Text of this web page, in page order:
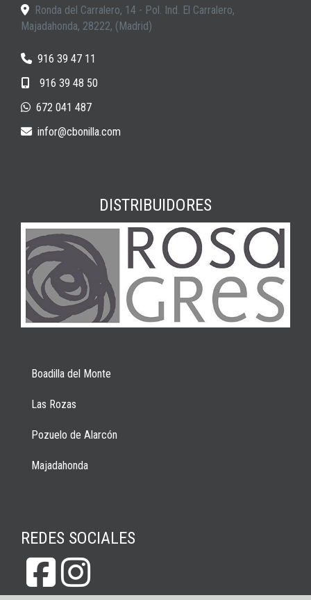
Ronda del Carralero, 14 - Pol. Ind. El Carralero,
Majadahonda, 28222, (Madrid)
916 39 47 11
916 39 48 50
672 041 487
infor
cbonilla.com
DISTRIBUIDORES
Boadilla del Monte
Las Rozas
Pozuelo de Alarcón
Majadahonda
REDES SOCIALES